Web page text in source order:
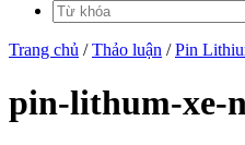
Trang chủ /Thảo luận /Pin
pin-lithum-xe-